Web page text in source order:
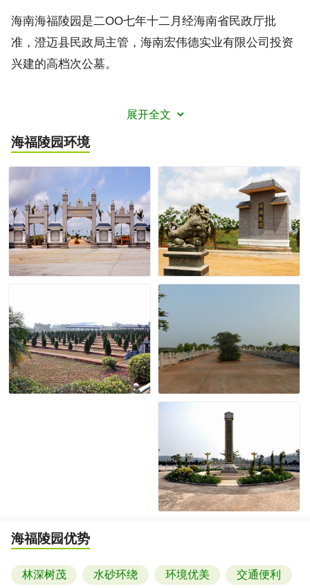
海南海福陵园是二OO七年十二月经海南省民政厅批
准，澄迈县民政局主管，海南宏伟德实业有限公司投资
兴建的高档次公墓。
展开全文
海福陵园环境
海福陵园优势
林深树茂 水砂环绕 环境优美 交通便利